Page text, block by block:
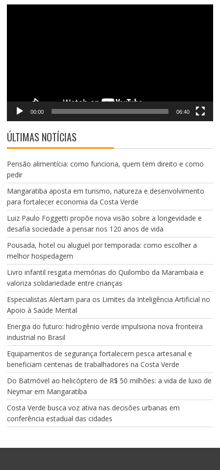
00:00 06:40
ÚLTIMAS NOTÍCIAS
Pensão alimentícia: como funciona, quem tem direito e como
pedir
Mangaratiba aposta em turismo, natureza e desenvolvimento
para fortalecer economia da Costa Verde
Luiz Paulo Foggetti propõe nova visão sobre a longevidade e
desafia sociedade a pensar nos 120 anos de vida
Pousada, hotel ou aluguel por temporada: como escolher a
melhor hospedagem
Livro infantil resgata memórias do Quilombo da Marambaia e
valoriza solidariedade entre crianças
Especialistas Alertam para os Limites da Inteligência Artificial no
Apoio à Saúde Mental
Energia do futuro: hidrogênio verde impulsiona nova fronteira
industrial no Brasil
Equipamentos de segurança fortalecem pesca artesanal e
beneficiam centenas de trabalhadores na Costa Verde
Do Batmóvel ao helicóptero de R$ 50 milhões: a vida de luxo de
Neymar em Mangaratiba
Costa Verde busca voz ativa nas decisões urbanas em
conferência estadual das cidades